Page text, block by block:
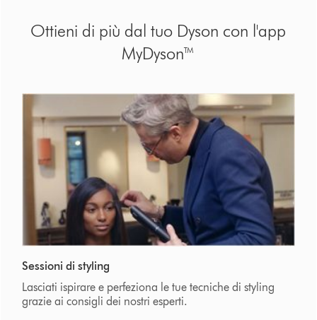
Ottieni di più dal tuo Dyson con l'app
MyDyson™
Sessioni di styling
Lasciati ispirare e perfeziona le tue tecniche di styling
grazie ai consigli dei nostri esperti.